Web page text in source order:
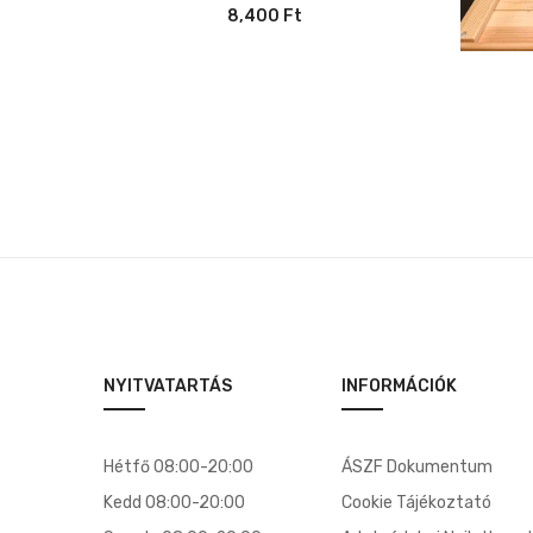
8,400 Ft
NYITVATARTÁS
Hétfő 08:00-20:00
Kedd 08:00-20:00
INFORMÁCIÓK
ÁSZF Dokumentum
Cookie Tájékoztató